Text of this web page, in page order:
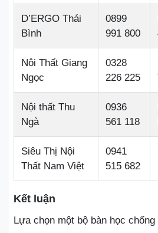
D’ERGO Thái
Bình
0899
991 800
Nội Thất Giang
Ngọc
0328
226 225
Nội thất Thu
Ngà
0936
561 118
Siêu Thị Nội
Thất Nam Việt
0941
515 682
Kết luận
Lựa chọn một bộ bàn học